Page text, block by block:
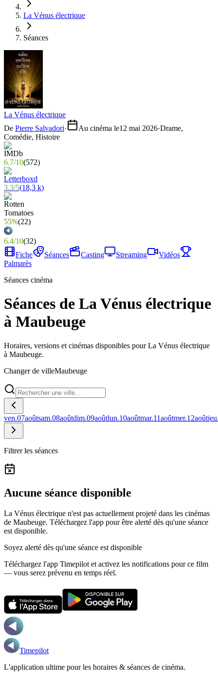
La Vénus électrique
Séances
La Vénus électrique
De Pierre Salvadori· Au cinéma le12 mai 2026·Drame,
Comédie, Histoire
6.7/10(572)
3.3/5(18,3 k)
55%(22)
6.4/10(32)
Fiche
Séances Casting Streaming
Vidéos
Palmarès
Séances cinéma
Séances de La Vénus électrique
à Maubeuge
Horaires, versions et cinémas disponibles pour La Vénus électrique
à Maubeuge.
Changer de villeMaubeuge
ven.07aoûtsam.08aoûtdim.09aoûtlun.10aoûtmar.11aoûtmer.12août
Filtrer les séances
Aucune séance disponible
La Vénus électrique n'est pas actuellement projeté dans les cinémas
de Maubeuge. Téléchargez l'app pour être alerté dès qu'une séance
est disponible.
Soyez alerté dès qu'une séance est disponible
Téléchargez l'app Timepilot et activez les notifications pour ce film
— vous serez prévenu en temps réel.
Timepilot
L'application ultime pour les horaires & séances de cinéma.